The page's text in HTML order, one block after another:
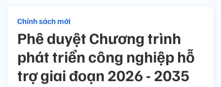
Chính sách mới
Phê duyệt Chương trình
phát triển công nghiệp hỗ
trợ giai đoạn 2026 - 2035